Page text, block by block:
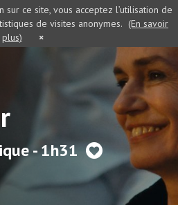
- 1h31
sur ce site, vous acceptez l’utilisation de
de visites anonymes. (En savoir
plus)
×